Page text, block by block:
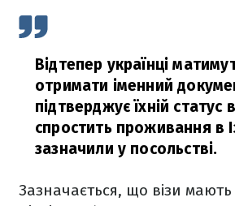
Відтепер українці
отримати іменний
підтверджує їхній статус
спростить проживання в
зазначили у посольстві.
Зазначається, що візи